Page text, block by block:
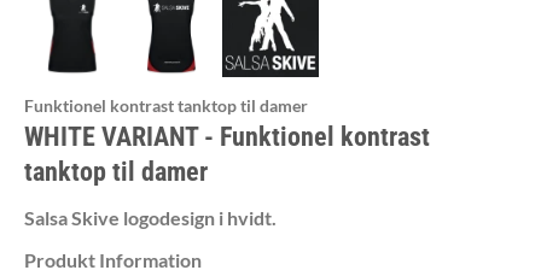
Funktionel kontrast tanktop til damer
WHITE VARIANT
Funktionel kontrast
tanktop til damer
Salsa Skive logodesign i hvidt.
Produkt Information